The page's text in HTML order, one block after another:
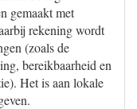
gemaakt met
rekening wordt
(zoals de
bereikbaarheid en
Het is aan lokale